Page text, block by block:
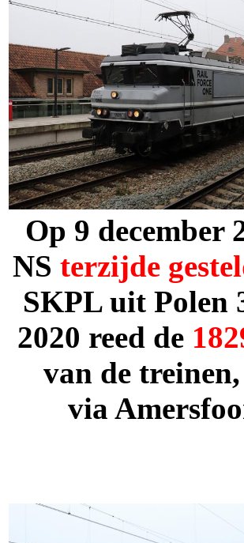
Op 9 december
NS terzijde
SKPL uit Polen
2020 reed de
van de
via